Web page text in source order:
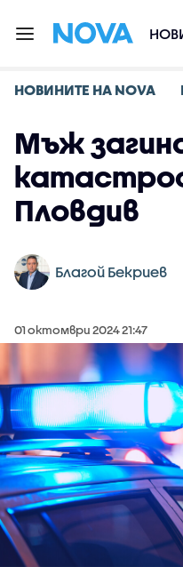
НОВИНИТЕ НА NOVA
Мъж
Пловдив
Благой Бекриев
01 октомври 2024 21:47